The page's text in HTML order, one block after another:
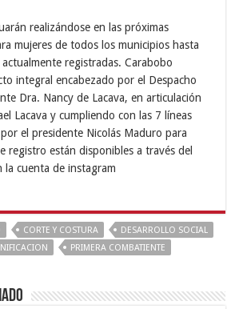
realizándose en las próximas
mujeres de todos los municipios hasta
registradas. Carabobo
integral encabezado por el Despacho
Dra. Nancy de Lacava, en articulación
Lacava y cumpliendo con las 7 líneas
el presidente Nicolás Maduro para
registro están disponibles a través del
cuenta de instagram
CORTE Y COSTURA
DESARROLLO SOCIAL
PRIMERA COMBATIENTE